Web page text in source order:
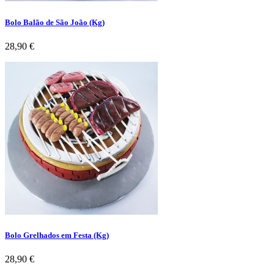
Bolo Balão de São João (Kg)
Preço
28,90 €
Bolo Grelhados em Festa (Kg)
Preço
28,90 €